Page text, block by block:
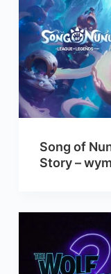
Song of
Story –